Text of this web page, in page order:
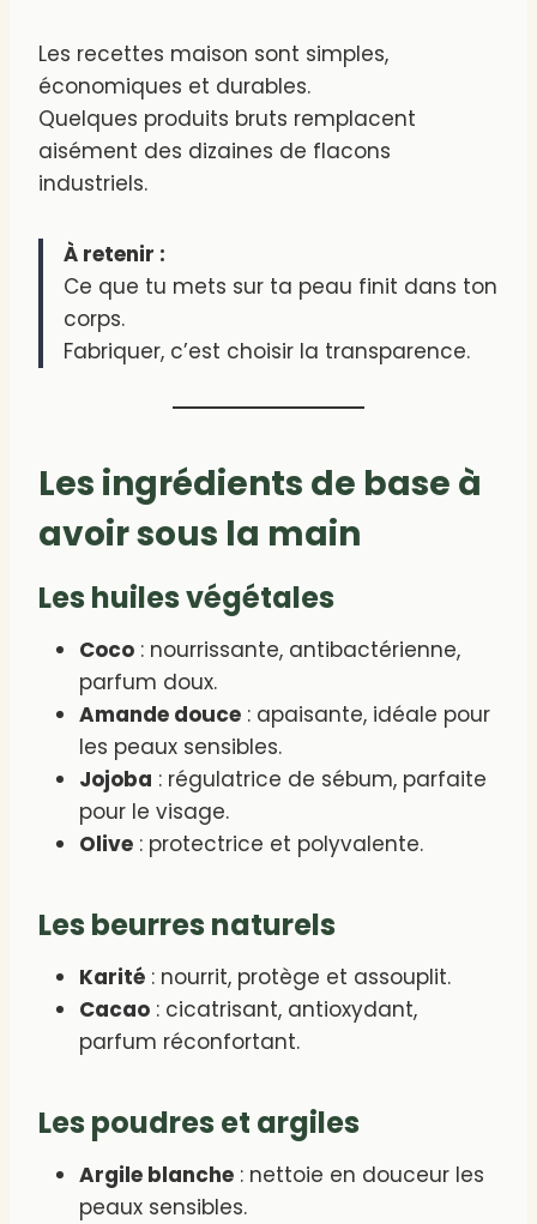
Les recettes maison sont simples,
économiques et durables.
Quelques produits bruts remplacent
aisément des dizaines de flacons
industriels.
À retenir :
Ce que tu mets sur ta peau finit dans ton
corps.
Fabriquer, c’est choisir la transparence.
Les ingrédients de base à
avoir sous la main
Les huiles végétales
Coco : nourrissante, antibactérienne,
parfum doux.
Amande douce : apaisante, idéale pour
les peaux sensibles.
Jojoba : régulatrice de sébum, parfaite
pour le visage.
Olive : protectrice et polyvalente.
Les beurres naturels
Karité : nourrit, protège et assouplit.
Cacao : cicatrisant, antioxydant,
parfum réconfortant.
Les poudres et argiles
Argile blanche : nettoie en douceur les
peaux sensibles.